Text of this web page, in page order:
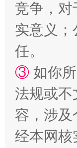
“蜀中异人
竞争，对
实意义
任。
③ 如你
法规或不
容，涉
经本网核